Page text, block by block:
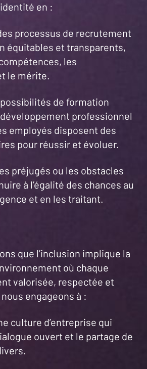
en :
processus de recrutement
équitables et transparents,
les
le mérite.
de formation
professionnel
employés disposent des
pour réussir et évoluer.
préjugés ou les obstacles
à l’égalité des chances au
et en les traitant.
que l’inclusion implique la
où chaque
valorisée, respectée et
engageons à :
culture d’entreprise qui
ouvert et le partage de